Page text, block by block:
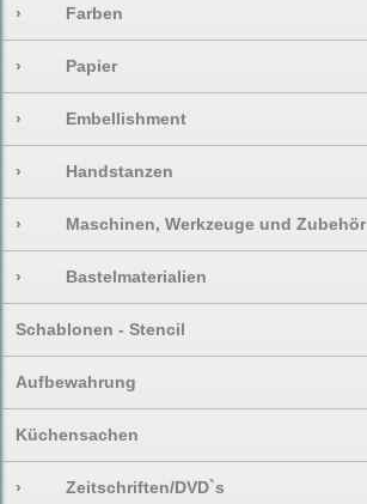
› Farben
› Papier
› Embellishment
› Handstanzen
› Maschinen, Werkzeuge und Zubehör
› Bastelmaterialien
Schablonen - Stencil
Aufbewahrung
Küchensachen
› Zeitschriften/DVD`s